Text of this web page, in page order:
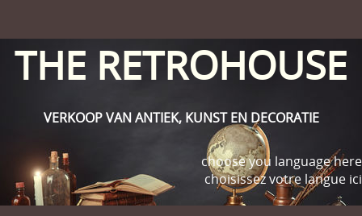
THE RETROHOUSE
VERKOOP VAN ANTIEK, KUNST EN DECORATIE
choose you language here
choisissez votre langue ici